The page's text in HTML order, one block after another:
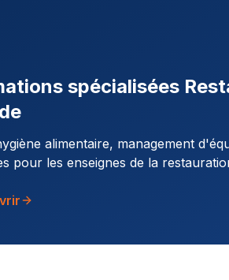
spécialisées
alimentaire, management
pour les enseignes de la